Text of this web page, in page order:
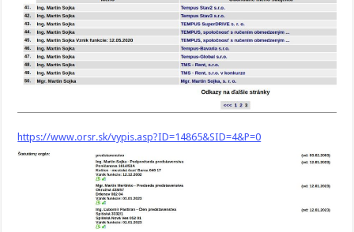
https://www.orsr.sk/vypis.asp?ID=14865&SID=4&P=0